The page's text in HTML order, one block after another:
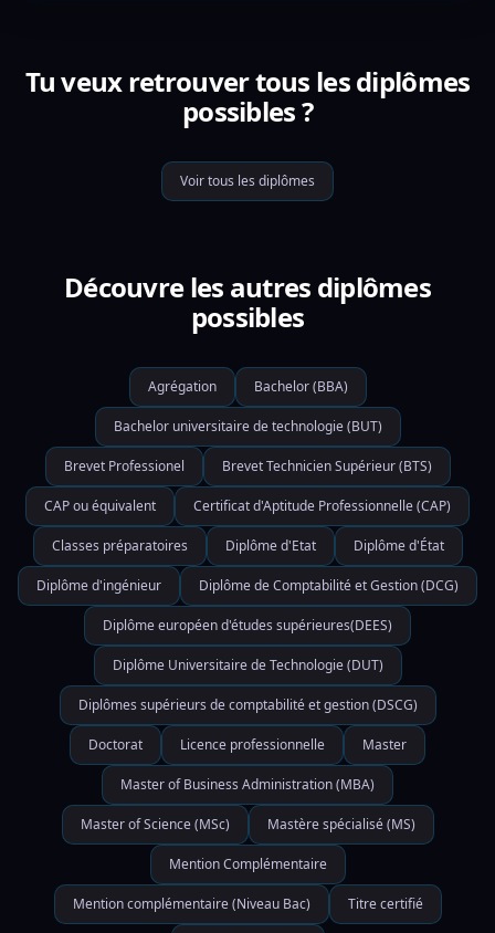
Tu veux retrouver tous les diplômes
possibles ?
Voir tous les diplômes
Découvre les autres diplômes
possibles
Agrégation Bachelor (BBA)
Bachelor universitaire de technologie (BUT)
Brevet Professionel Brevet Technicien Supérieur (BTS)
CAP ou équivalent Certificat d'Aptitude Professionnelle (CAP)
Classes préparatoires Diplôme d'Etat Diplôme d'État
Diplôme d'ingénieur Diplôme de Comptabilité et Gestion (DCG)
Diplôme européen d'études supérieures(DEES)
Diplôme Universitaire de Technologie (DUT)
Diplômes supérieurs de comptabilité et gestion (DSCG)
Doctorat Licence professionnelle Master
Master of Business Administration (MBA)
Master of Science (MSc) Mastère spécialisé (MS)
Mention Complémentaire
Mention complémentaire (Niveau Bac) Titre certifié